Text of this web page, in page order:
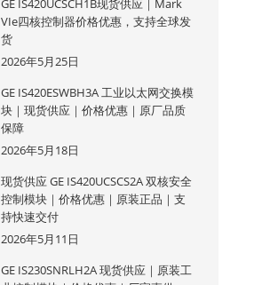
GE IS420UCSCH1B现货供应｜Mark
VIe四核控制器价格优惠，支持全球发
货
2026年5月25日
GE IS420ESWBH3A 工业以太网交换模
块｜现货供应｜价格优惠｜原厂品质
保障
2026年5月18日
现货供应 GE IS420UCSCS2A 双核安全
控制模块｜价格优惠｜原装正品｜支
持快速交付
2026年5月11日
GE IS230SNRLH2A 现货供应｜原装工